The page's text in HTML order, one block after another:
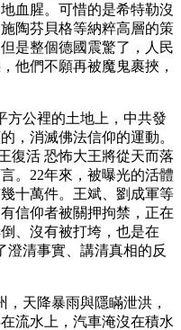
血腥。可惜的是希特勒沒
陶芬貝格等納粹高層的策
是整個德國震驚了，人民
他們不願再被魔鬼裹挾，
方公裡的土地上，中共發
，消滅佛法信仰的運動。
復活 恐怖大王將從天而落
。22年來，被曝光的活體
十萬件。王斌、劉成軍等
信仰者被關押拘禁，正在
、沒有被打垮，也是在
澄清事實、講清真相的反
，天降暴雨與隱瞞泄洪，
流水上，汽車淹沒在積水